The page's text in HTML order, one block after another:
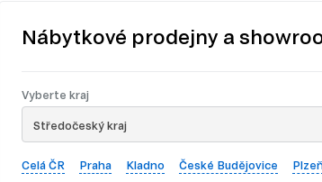
Nábytkové prodejny a
Vyberte kraj
Středočeský kraj
Celá ČR Praha Kladno České Budějovice